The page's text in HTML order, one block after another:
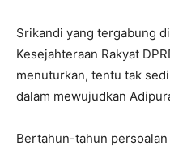
Srikandi yang tergabung
Kesejahteraan Rakyat
menuturkan, tentu tak
dalam mewujudkan
Bertahun-tahun